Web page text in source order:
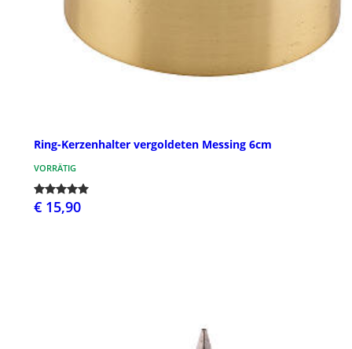
Ring-Kerzenhalter vergoldeten Messing 6cm
VORRÄTIG
€ 15,90